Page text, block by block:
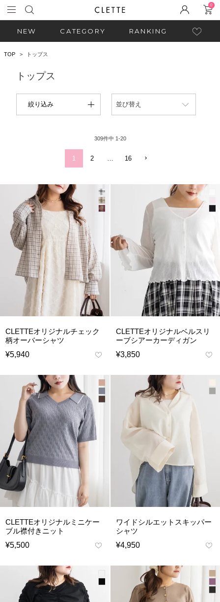
0
NEW CATEGORY RANKING
TOP トップス
トップス
絞り込み 並び替え
309件中 1-20
1 2 16
CLETTEオリジナルチェック
柄オーバーシャツ
¥5,940
CLETTEオリジナルベルスリ
ーブシアーカーディガン
¥3,850
CLETTEオリジナルミニケー
ブル襟付きニット
¥5,500
ワイドシルエットスキッパー
シャツ
¥4,950